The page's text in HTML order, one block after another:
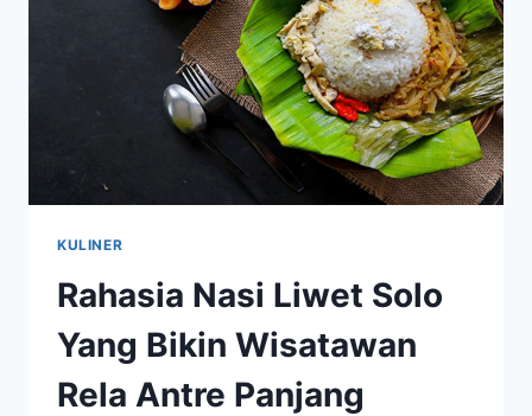
KULINER
Rahasia Nasi Liwet Solo
Yang Bikin Wisatawan
Rela Antre Panjang